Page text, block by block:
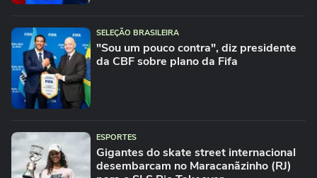
SELEÇÃO BRASILEIRA
"Sou um pouco contra", diz presidente
da CBF sobre plano da Fifa
ESPORTES
Gigantes do skate street internacional
desembarcam no Maracanãzinho (RJ)